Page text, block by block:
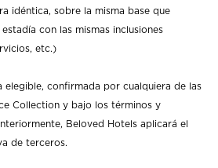
idéntica, sobre la misma base que
con las mismas inclusiones
etc.)
elegible, confirmada por cualquiera de las
Collection y bajo los términos y
Beloved Hotels aplicará el
de terceros.